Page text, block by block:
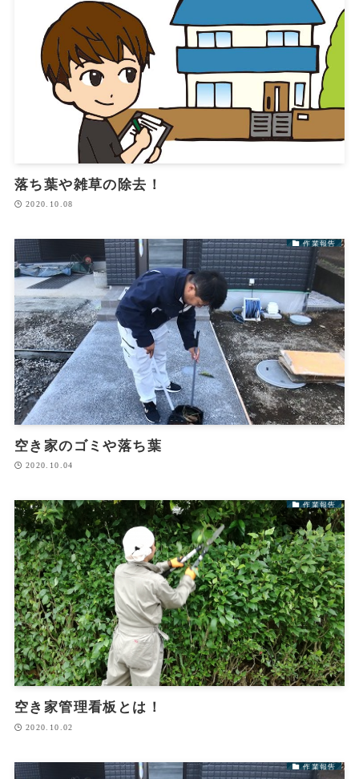
落ち葉や雑草の除去！
2020.10.08
作業報告
空き家のゴミや落ち葉
2020.10.04
作業報告
空き家管理看板とは！
2020.10.02
作業報告